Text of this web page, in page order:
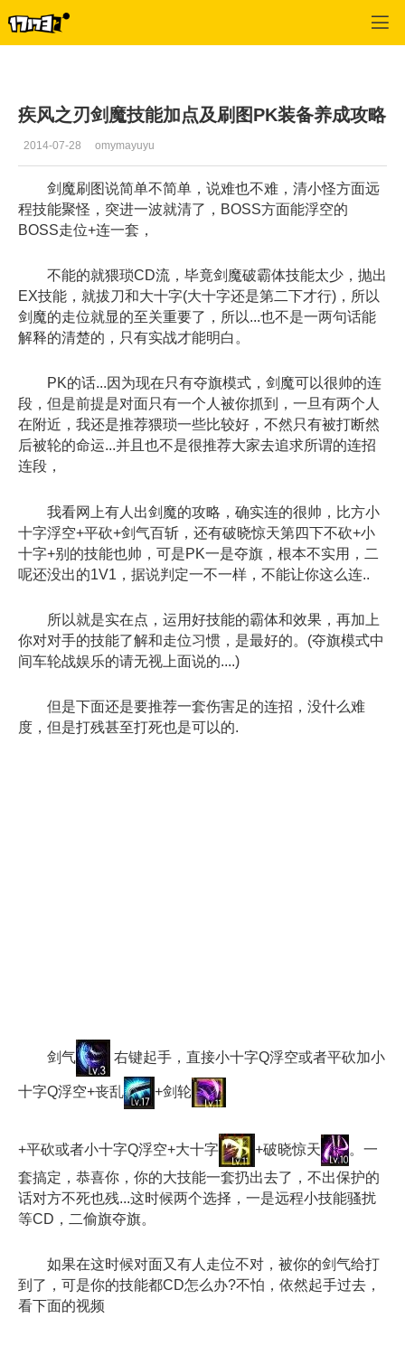
疾风之刃剑魔技能加点及刷图PK装备养成攻略
2014-07-28 omymayuyu
剑魔刷图说简单不简单，说难也不难，清小怪方面远
程技能聚怪，突进一波就清了，BOSS方面能浮空的
BOSS走位+连一套，
不能的就猥琐CD流，毕竟剑魔破霸体技能太少，抛出
EX技能，就拔刀和大十字(大十字还是第二下才行)，所以
剑魔的走位就显的至关重要了，所以...也不是一两句话能
解释的清楚的，只有实战才能明白。
PK的话...因为现在只有夺旗模式，剑魔可以很帅的连
段，但是前提是对面只有一个人被你抓到，一旦有两个人
在附近，我还是推荐猥琐一些比较好，不然只有被打断然
后被轮的命运...并且也不是很推荐大家去追求所谓的连招
连段，
我看网上有人出剑魔的攻略，确实连的很帅，比方小
十字浮空+平砍+剑气百斩，还有破晓惊天第四下不砍+小
十字+别的技能也帅，可是PK一是夺旗，根本不实用，二
呢还没出的1V1，据说判定一不一样，不能让你这么连..
所以就是实在点，运用好技能的霸体和效果，再加上
你对对手的技能了解和走位习惯，是最好的。(夺旗模式中
间车轮战娱乐的请无视上面说的....)
但是下面还是要推荐一套伤害足的连招，没什么难
度，但是打残甚至打死也是可以的.
剑气 右键起手，直接小十字Q浮空或者平砍加小
十字Q浮空+丧乱 +剑轮
+平砍或者小十字Q浮空+大十字 +破晓惊天
。一
套搞定，恭喜你，你的大技能一套扔出去了，不出保护的
话对方不死也残...这时候两个选择，一是远程小技能骚扰
等CD，二偷旗夺旗。
如果在这时候对面又有人走位不对，被你的剑气给打
到了，可是你的技能都CD怎么办?不怕，依然起手过去，
看下面的视频